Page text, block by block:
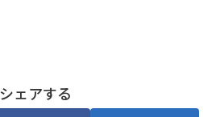
シェアする